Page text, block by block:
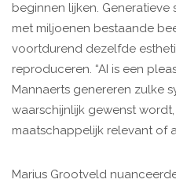
beginnen lijken.
met miljoenen bestaande
voortdurend dezelfde
reproduceren. “AI is een
Mannaerts genereren zulke
waarschijnlijk gewenst
maatschappelijk relevant of
Marius Grootveld